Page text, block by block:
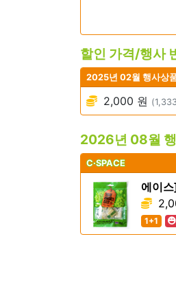
할인 가격/행사
2025년 02월 행사상
2,000 원
2026년 08월
C·SPACE
에이
1+1